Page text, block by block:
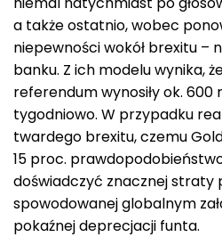
a także ostatnio, wobec
niepewności wokół brexitu –
banku. Z ich modelu wynika,
referendum wynosiły ok. 600
tygodniowo. W przypadku
twardego brexitu, czemu
15 proc.
doświadczyć znacznej straty
spowodowanej globalnym
pokaźnej deprecjacji funta.